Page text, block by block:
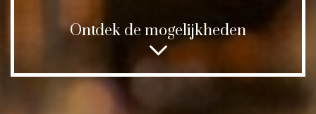
Ontdek de mogelijkheden